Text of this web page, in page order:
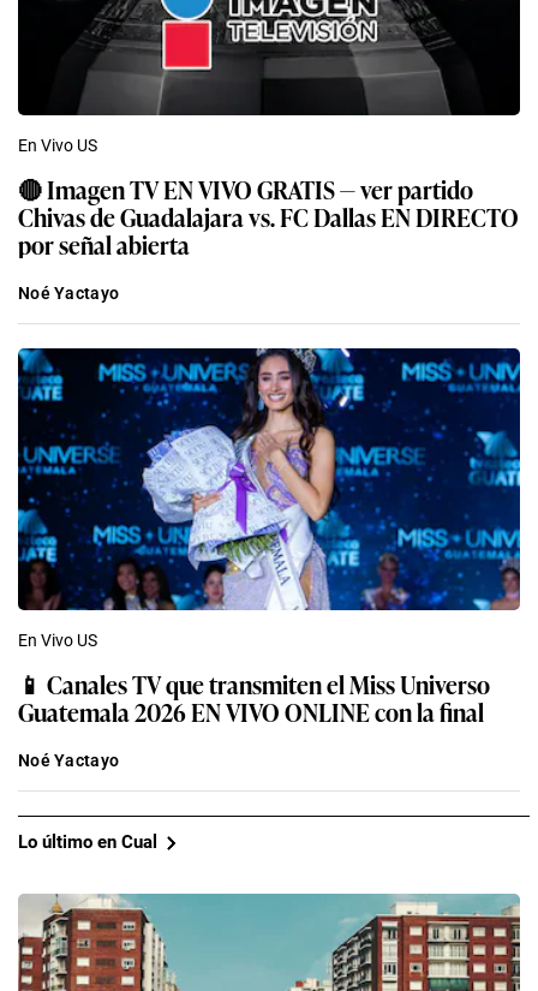
En Vivo US
🔴 Imagen TV EN VIVO GRATIS — ver partido
Chivas de Guadalajara vs. FC Dallas EN DIRECTO
por señal abierta
Noé Yactayo
En Vivo US
📱 Canales TV que transmiten el Miss Universo
Guatemala 2026 EN VIVO ONLINE con la final
Noé Yactayo
Lo último en Cual